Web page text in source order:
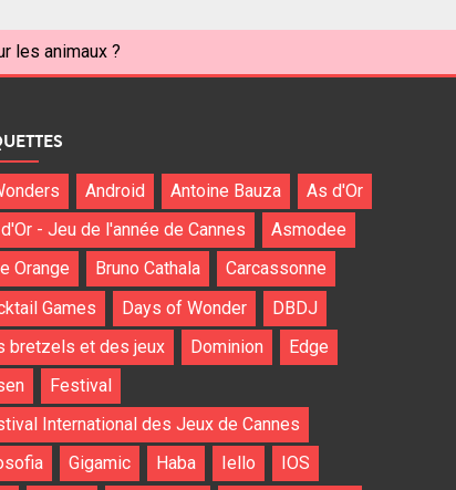
les animaux ?
Android Antoine Bauza
As d'Or
- Jeu de l'année de Cannes
Asmodee
Orange
Bruno Cathala
Carcassonne
Games
Days of Wonder
DBDJ
bretzels et des jeux
Dominion
Edge
Festival
International des Jeux de Cannes
Gigamic Haba Iello
IOS